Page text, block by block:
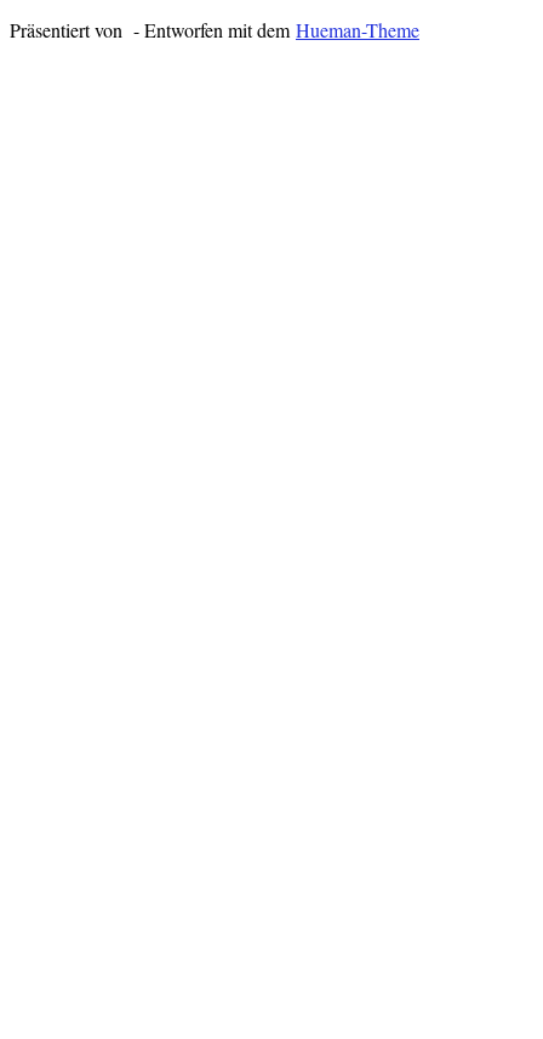
Präsentiert von - Entworfen mit dem Hueman-Theme